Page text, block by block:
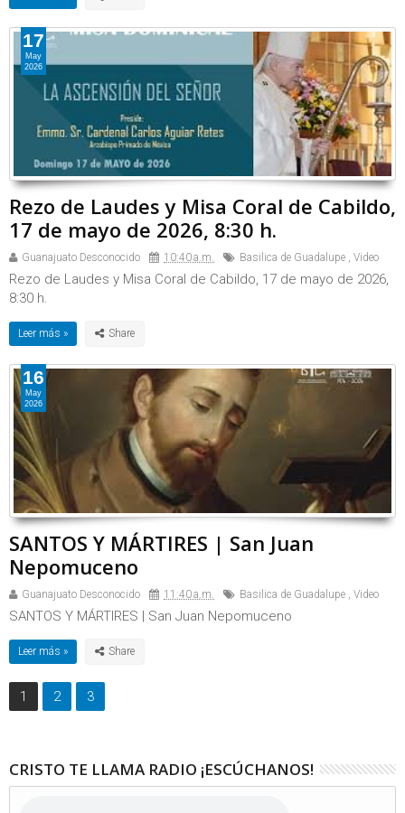
Rezo de Laudes y Misa Coral de Cabildo,
17 de mayo de 2026, 8:30 h.
Guanajuato Desconocido 10:40 a.m. Basilica de Guadalupe , Video
Rezo de Laudes y Misa Coral de Cabildo, 17 de mayo de 2026,
8:30 h.
Leer más »
17
May
2026
SANTOS Y MÁRTIRES | San Juan
Nepomuceno
Guanajuato Desconocido 11:40 a.m. Basilica de Guadalupe , Video
SANTOS Y MÁRTIRES | San Juan Nepomuceno
Leer más »
16
May
2026
1 2 3
CRISTO TE LLAMA RADIO ¡ESCÚCHANOS!